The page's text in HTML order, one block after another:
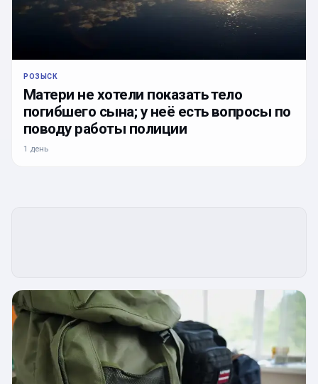
РОЗЫСК
Матери не хотели показать тело
погибшего сына; у неё есть вопросы по
поводу работы полиции
1 день